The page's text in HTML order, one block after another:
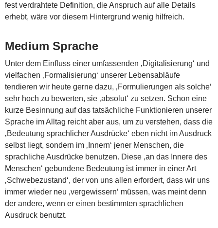
fest verdrahtete Definition, die Anspruch auf alle Details
erhebt, wäre vor diesem Hintergrund wenig hilfreich.
Medium Sprache
Unter dem Einfluss einer umfassenden ‚Digitalisierung‘ und
vielfachen ‚Formalisierung‘ unserer Lebensabläufe
tendieren wir heute gerne dazu, ‚Formulierungen als solche‘
sehr hoch zu bewerten, sie ‚absolut‘ zu setzen. Schon eine
kurze Besinnung auf das tatsächliche Funktionieren unserer
Sprache im Alltag reicht aber aus, um zu verstehen, dass die
‚Bedeutung sprachlicher Ausdrücke‘ eben nicht im Ausdruck
selbst liegt, sondern im ‚Innern‘ jener Menschen, die
sprachliche Ausdrücke benutzen. Diese ‚an das Innere des
Menschen‘ gebundene Bedeutung ist immer in einer Art
‚Schwebezustand‘, der von uns allen erfordert, dass wir uns
immer wieder neu ‚vergewissern‘ müssen, was meint denn
der andere, wenn er einen bestimmten sprachlichen
Ausdruck benutzt.